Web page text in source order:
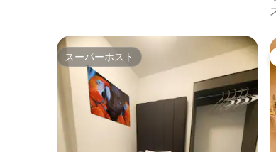
スーパーホスト
スーパーホスト